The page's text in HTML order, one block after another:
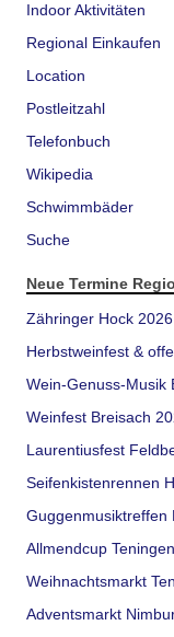
Indoor Aktivitäten
Regional Einkaufen
Location
Postleitzahl
Telefonbuch
Wikipedia
Schwimmbäder
Suche
Neue Termine
Zähringer Hock 2026
Herbstweinfest &
Wein-Genuss-Musik
Weinfest Breisach
Laurentiusfest
Seifenkistenrennen
Guggenmusiktreffen
Allmendcup
Weihnachtsmarkt
Adventsmarkt